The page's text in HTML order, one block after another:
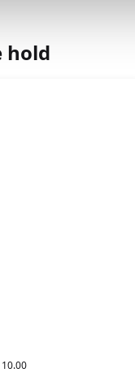
hold